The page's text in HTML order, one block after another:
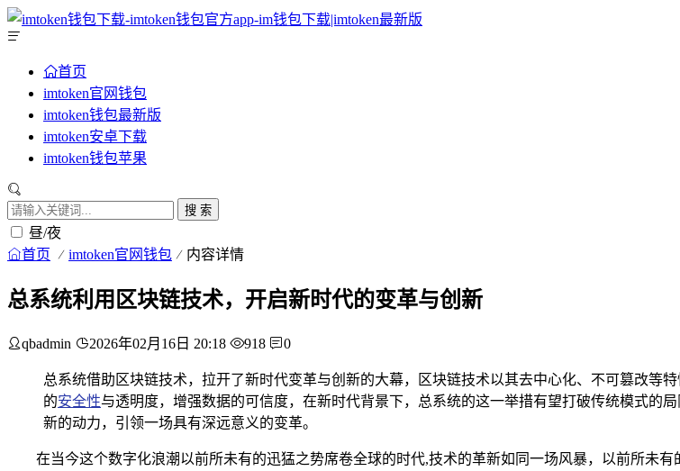
首页
imtoken官网钱包
imtoken钱包最新版
imtoken安卓下载
imtoken钱包苹果
搜 索
昼/夜
首页 imtoken官网钱包 内容详情
总系统利用区块链技术，开启新时代的变革与创新
qbadmin 2026年02月16日 20:18 918 0
总系统借助区块链技术，拉开了新时代变革与创新的大幕，区块链技术以其去中心化、不可篡改等
的安全性与透明度，增强数据的可信度，在新时代背景下，总系统的这一举措有望打破传统模式的
新的动力，引领一场具有深远意义的变革。
在当今这个数字化浪潮以前所未有的迅猛之势席卷全球的时代,技术的革新如同一场风暴，以前所未